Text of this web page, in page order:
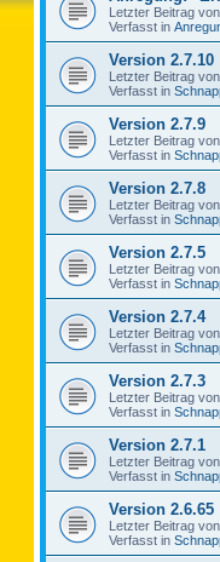
Letzter Beitrag von
Verfasst in
Version 2.7.10
Letzter Beitrag von
Verfasst in
Version 2.7.9
Letzter Beitrag von
Verfasst in
Version 2.7.8
Letzter Beitrag von
Verfasst in
Version 2.7.5
Letzter Beitrag von
Verfasst in
Version 2.7.4
Letzter Beitrag von
Verfasst in
Version 2.7.3
Letzter Beitrag von
Verfasst in
Version 2.7.1
Letzter Beitrag von
Verfasst in
Version 2.6.65
Letzter Beitrag von
Verfasst in